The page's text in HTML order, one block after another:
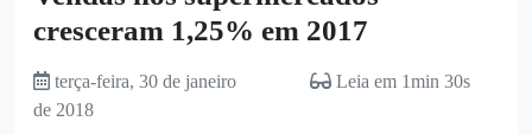
cresceram 1,25% em 2017
terça-feira, 30 de janeiro
de 2018
Leia em 1min 30s